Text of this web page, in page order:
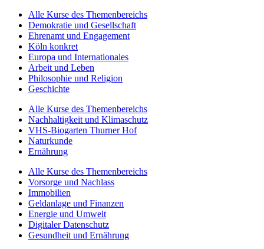
Alle Kurse des Themenbereichs
Demokratie und Gesellschaft
Ehrenamt und Engagement
Köln konkret
Europa und Internationales
Arbeit und Leben
Philosophie und Religion
Geschichte
Alle Kurse des Themenbereichs
Nachhaltigkeit und Klimaschutz
VHS-Biogarten Thurner Hof
Naturkunde
Ernährung
Alle Kurse des Themenbereichs
Vorsorge und Nachlass
Immobilien
Geldanlage und Finanzen
Energie und Umwelt
Digitaler Datenschutz
Gesundheit und Ernährung